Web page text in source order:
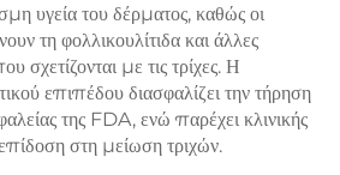
υγεία του δέρματος, καθώς οι
τη φολλικουλίτιδα και άλλες
σχετίζονται με τις τρίχες. Η
επιπέδου διασφαλίζει την τήρηση
της FDA, ενώ παρέχει κλινικής
στη μείωση τριχών.